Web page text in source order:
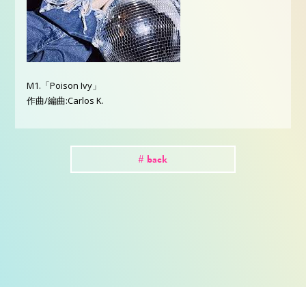
M1.「Poison Ivy」
作曲/編曲:Carlos K.
# back